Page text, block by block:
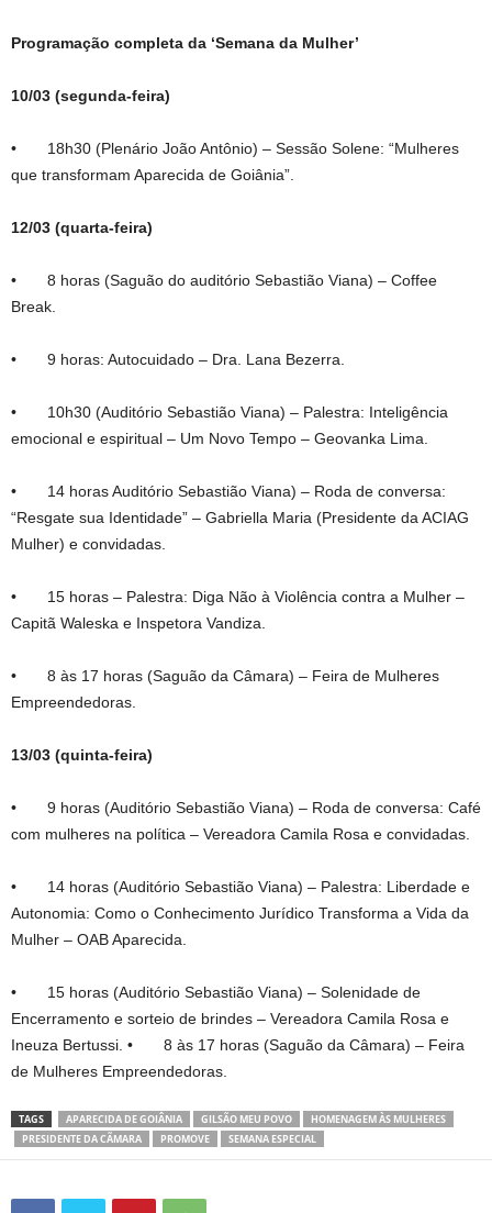
Programação completa da ‘Semana da Mulher’
10/03 (segunda-feira)
• 18h30 (Plenário João Antônio) – Sessão Solene: “Mulheres
que transformam Aparecida de Goiânia”.
12/03 (quarta-feira)
• 8 horas (Saguão do auditório Sebastião Viana) – Coffee
Break.
• 9 horas: Autocuidado – Dra. Lana Bezerra.
• 10h30 (Auditório Sebastião Viana) – Palestra: Inteligência
emocional e espiritual – Um Novo Tempo – Geovanka Lima.
• 14 horas Auditório Sebastião Viana) – Roda de conversa:
“Resgate sua Identidade” – Gabriella Maria (Presidente da ACIAG
Mulher) e convidadas.
• 15 horas – Palestra: Diga Não à Violência contra a Mulher –
Capitã Waleska e Inspetora Vandiza.
• 8 às 17 horas (Saguão da Câmara) – Feira de Mulheres
Empreendedoras.
13/03 (quinta-feira)
• 9 horas (Auditório Sebastião Viana) – Roda de conversa: Café
com mulheres na política – Vereadora Camila Rosa e convidadas.
• 14 horas (Auditório Sebastião Viana) – Palestra: Liberdade e
Autonomia: Como o Conhecimento Jurídico Transforma a Vida da
Mulher – OAB Aparecida.
• 15 horas (Auditório Sebastião Viana) – Solenidade de
Encerramento e sorteio de brindes – Vereadora Camila Rosa e
Ineuza Bertussi. • 8 às 17 horas (Saguão da Câmara) – Feira
de Mulheres Empreendedoras.
TAGS APARECIDA DE GOIÂNIA GILSÃO MEU POVO
HOMENAGEM ÀS MULHERES
PRESIDENTE DA CÃMARA
PROMOVE SEMANA ESPECIAL